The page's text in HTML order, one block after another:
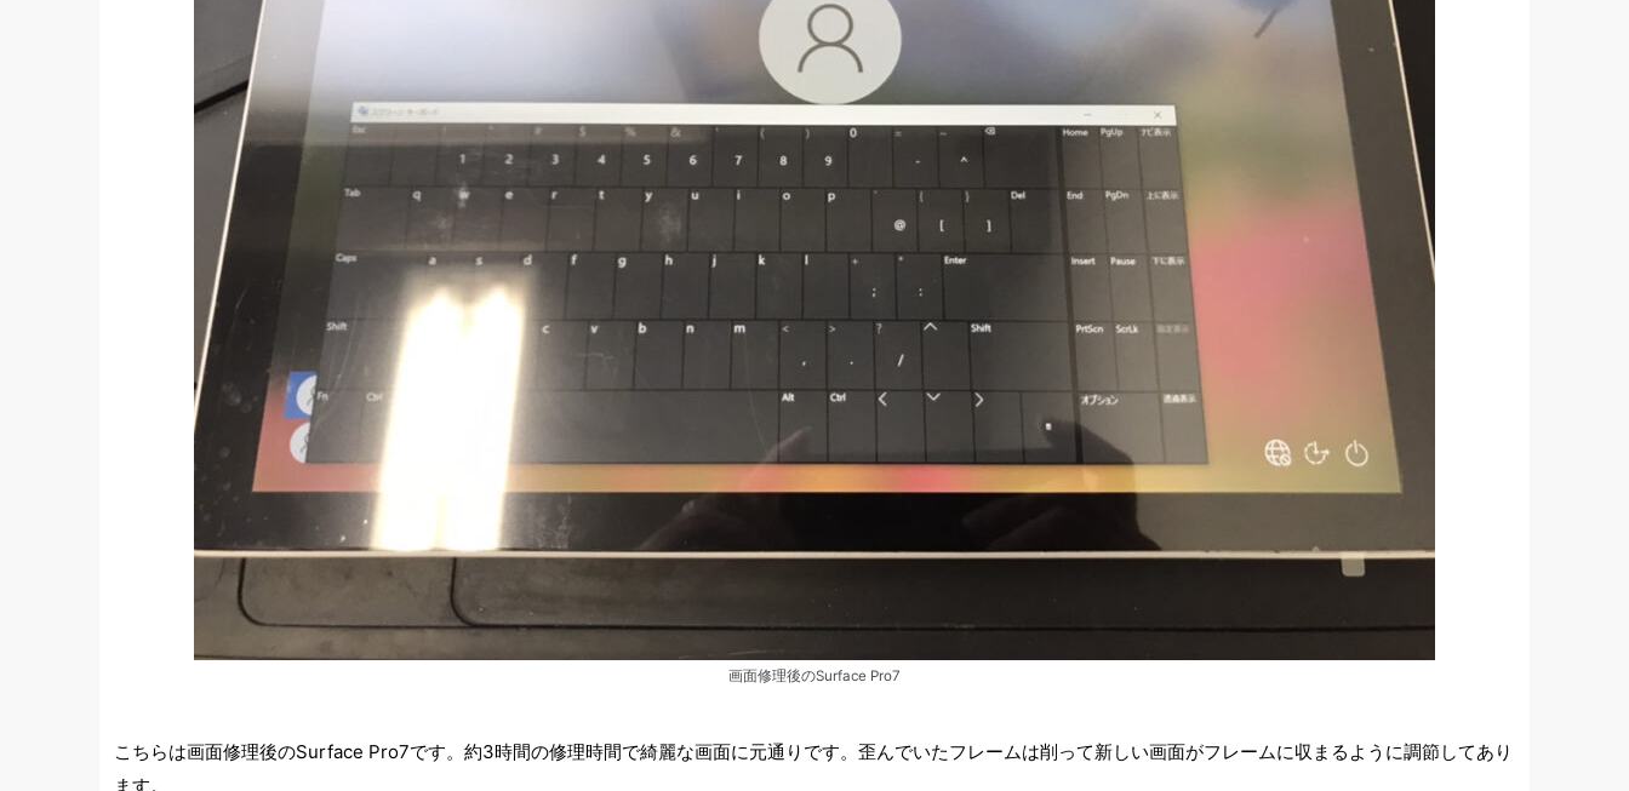
画面修理後のSurface Pro7
こちらは画面修理後のSurface Pro7です。約3時間の修理時間で綺麗な画面に元通りです。歪んでいたフレームは削って新しい画面がフレームに収まるように調節してあり
ます。